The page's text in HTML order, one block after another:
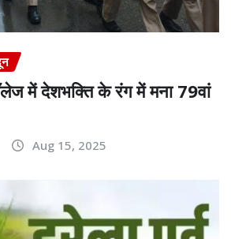
में देशभक्ति के रंग में मना 79वां
Aug 15, 2025